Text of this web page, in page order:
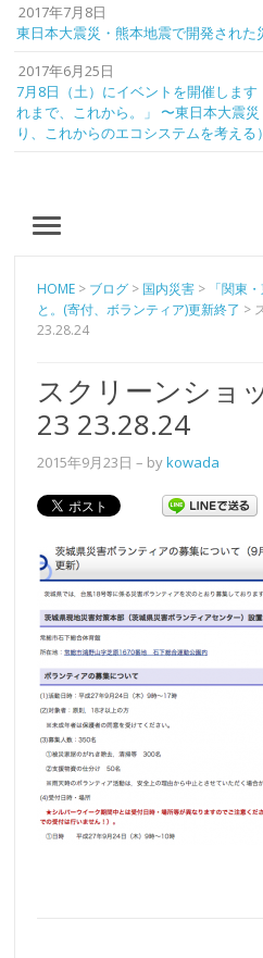
2017年7月8日
東日本大震災・熊本地震で開発され
2017年6月25日
7月8日（土）にイベントを開催しま
れまで、これから。」 〜東日本大震
り、これからのエコシステムを考える）
MENU
HOME > ブログ > 国内災害 > 「関東
と。(寄付、ボランティア)更新終了 >
23.28.24
スクリーンショ
23 23.28.24
2015年9月23日 – bykowada